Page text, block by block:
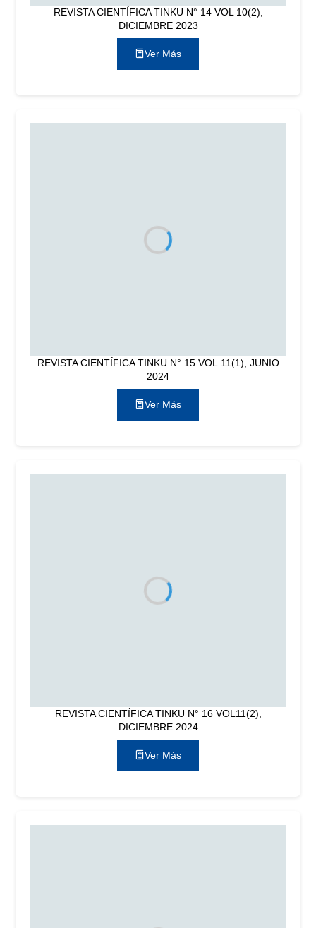
REVISTA CIENTÍFICA TINKU N° 14 VOL 10(2),
DICIEMBRE 2023
Ver Más
REVISTA CIENTÍFICA TINKU N° 15 VOL.11(1), JUNIO
2024
Ver Más
REVISTA CIENTÍFICA TINKU N° 16 VOL11(2),
DICIEMBRE 2024
Ver Más